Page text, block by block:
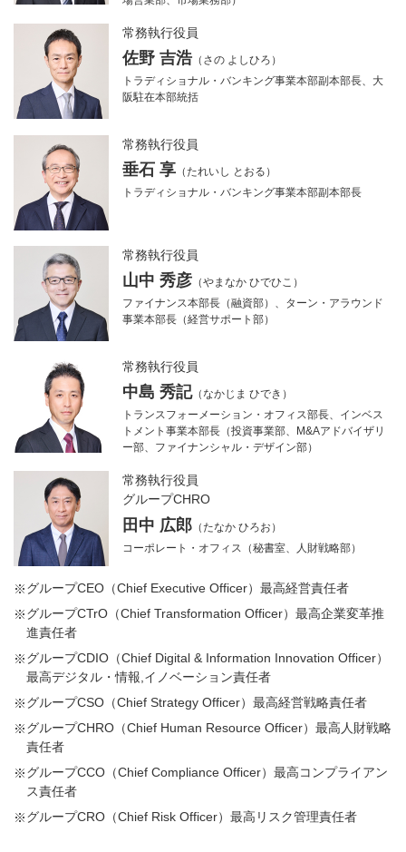
常務執行役員
佐野 吉浩 （さの よしひろ）
トラディショナル・バンキング事業本部副本部長、大
阪駐在本部統括
常務執行役員
垂石 享 （たれいし とおる）
トラディショナル・バンキング事業本部副本部長
常務執行役員
山中 秀彦 （やまなか ひでひこ）
ファイナンス本部長（融資部）、ターン・アラウンド
事業本部長（経営サポート部）
常務執行役員
中島 秀記（なかじま ひでき）
トランスフォーメーション・オフィス部長、インベス
トメント事業本部長（投資事業部、M&Aアドバイザリ
ー部、ファイナンシャル・デザイン部）
常務執行役員
グループCHRO
田中 広郎 （たなか ひろお）
コーポレート・オフィス（秘書室、人財戦略部）
※グループCEO（Chief Executive Officer）最高経営責任者
※グループCTrO（Chief Transformation Officer）最高企業変革推
進責任者
※グループCDIO（Chief Digital & Information Innovation Officer）
最高デジタル・情報,イノベーション責任者
※グループCSO（Chief Strategy Officer）最高経営戦略責任者
※グループCHRO（Chief Human Resource Officer）最高人財戦略
責任者
※グループCCO（Chief Compliance Officer）最高コンプライアン
ス責任者
※グループCRO（Chief Risk Officer）最高リスク管理責任者